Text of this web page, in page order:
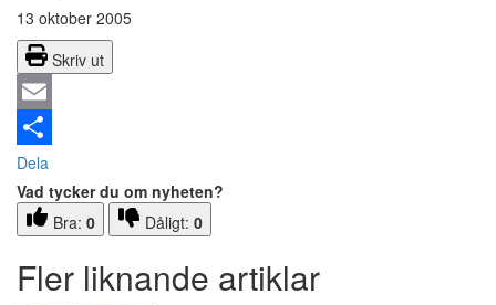
13 oktober 2005
Skriv ut
Email
Dela
Vad tycker du om nyheten?
Bra: 0 Dåligt: 0
Fler liknande artiklar